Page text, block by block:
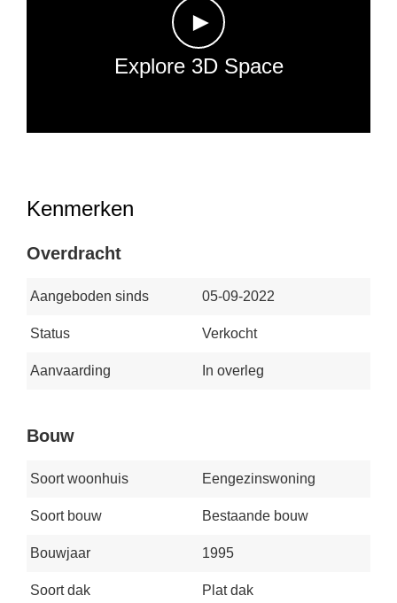
►
Explore 3D Space
Kenmerken
Overdracht
Aangeboden sinds 05-09-2022
Status Verkocht
Aanvaarding In overleg
Bouw
Soort woonhuis Eengezinswoning
Soort bouw Bestaande bouw
Bouwjaar 1995
Soort dak Plat dak